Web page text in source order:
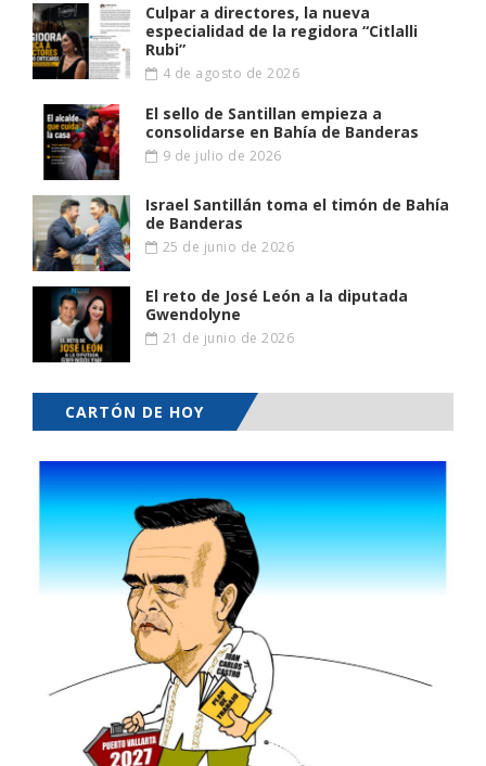
Culpar a directores, la nueva
especialidad de la regidora “Citlalli
Rubi”
4 de agosto de 2026
El sello de Santillan empieza a
consolidarse en Bahía de Banderas
9 de julio de 2026
Israel Santillán toma el timón de Bahía
de Banderas
25 de junio de 2026
El reto de José León a la diputada
Gwendolyne
21 de junio de 2026
CARTÓN DE HOY